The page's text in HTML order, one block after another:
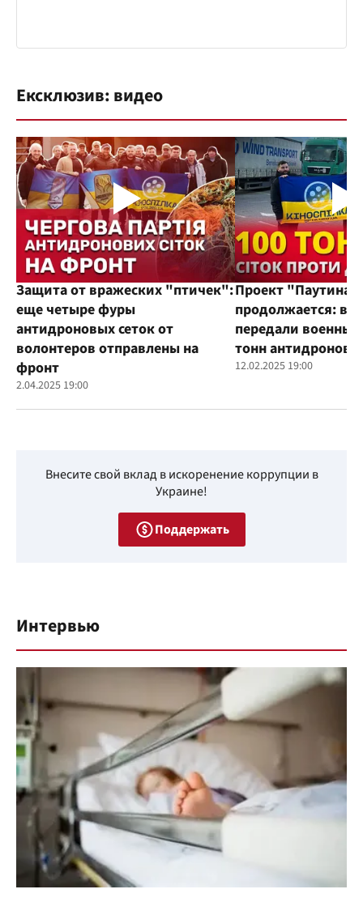
Ексклюзив: видео
Защита от вражеских "птичек":
еще четыре фуры
антидроновых сеток от
волонтеров отправлены на
фронт
2.04.2025 19:00
Проект "Паутина"
продолжается:
передали
тонн
12.02.2025 19:00
Внесите свой вклад в искоренение коррупции в
Украине!
Поддержать
Интервью